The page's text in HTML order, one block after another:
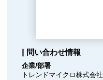
問い合わせ情報
企業/部署
トレンドマイクロ株式会社